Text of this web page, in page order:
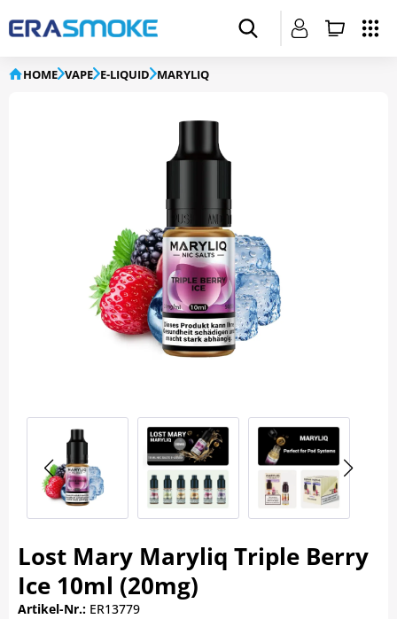
HOME VAPE E-LIQUID MARYLIQ
Lost Mary Maryliq Triple Berry
Ice 10ml (20mg)
Artikel-Nr.: ER13779